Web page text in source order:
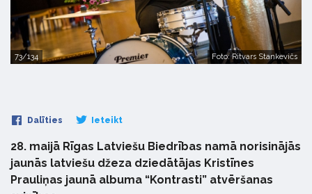
73/134 Foto: Ritvars Stankevičs
Dalīties Ieteikt
28. maijā Rīgas Latviešu Biedrības namā norisinājās
jaunās latviešu džeza dziedātājas Kristīnes
Prauliņas jaunā albuma “Kontrasti” atvēršanas